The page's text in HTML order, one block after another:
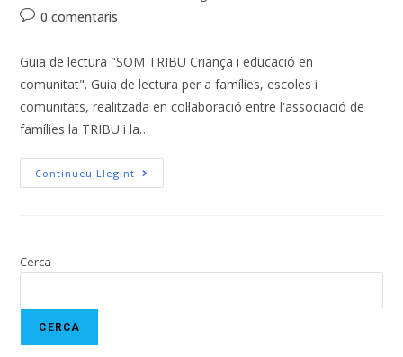
0 comentaris
Guia de lectura "SOM TRIBU Criança i educació en
comunitat". Guia de lectura per a famílies, escoles i
comunitats, realitzada en col·laboració entre l'associació de
famílies la TRIBU i la…
Continueu Llegint
Cerca
CERCA